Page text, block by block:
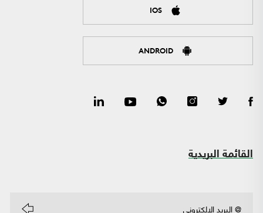
IOS
ANDROID
القائمة البريدية